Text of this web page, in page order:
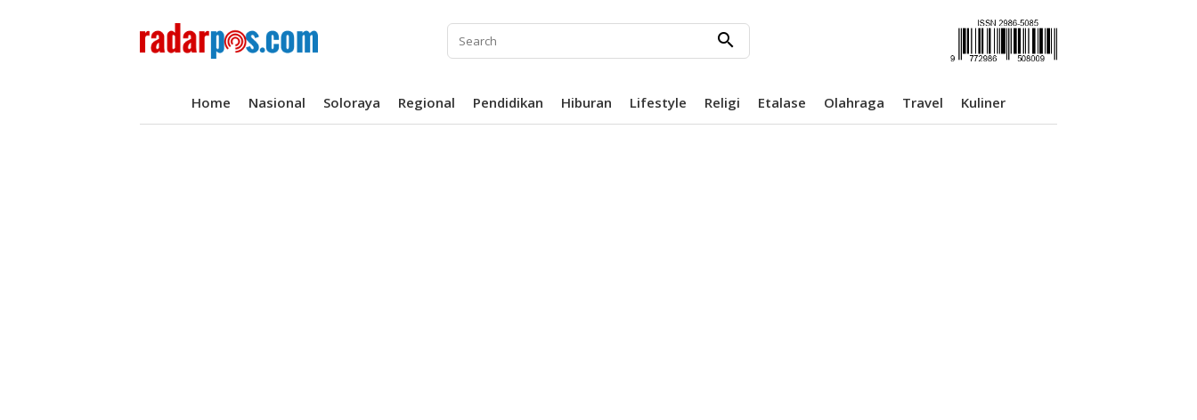
search
Home Nasional Soloraya Regional Pendidikan Hiburan Lifestyle Religi Etalase Olahraga Travel Kuliner